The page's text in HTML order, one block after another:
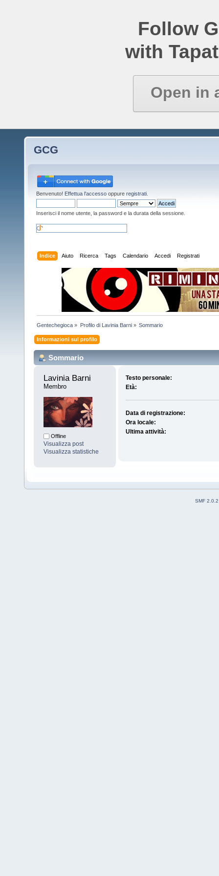
Follow
with
Open in
GCG
Benvenuto! Effettua l'accesso oppure registrati
Inserisci il nome utente, la password e la durata della sessione.
Indice Aiuto Ricerca Tags Calendario Accedi Registrati
Gentechegioca » Profilo di Lavinia Barni» Sommario
Informazioni sul profilo
Sommario
Lavinia Barni
Membro
Offline
Visualizza post
Visualizza statistiche
Testo personale:
Età:
Data di registrazione:
Ora locale:
Ultima attività:
SMF 2.0.2